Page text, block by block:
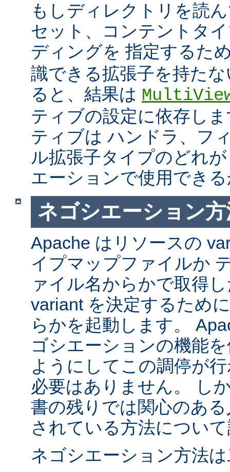
もしディレクトリを読
セット、コンテントタ
ディングを 指定するた
識できる拡張子を持た
ると、結果は
ティブの設定に依存し
ティブは ハンドラ、フ
ル拡張子タイプのどれ
エーションで使用でき
ネゴシエーション方
Apache はリソースの
イプマップファイルか
ァイル名からかで取得
variant を決定するため
らかを起動します。
ゴシエーションの機能
ようにしてこの調停が
必要はありません。 し
書の残りでは関心のあ
されている方法につい
ネゴシエーション方法